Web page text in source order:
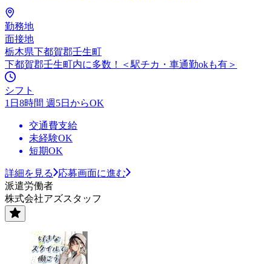
勤務地
面接地
栃木県下都賀郡壬生町
下都賀郡壬生町内に多数！＜駅チカ・車通勤okも有＞
シフト
1日8時間 週5日からOK
交通費支給
未経験OK
短期OK
詳細を見る
応募画面に進む
派遣労働者
株式会社アズスタッフ